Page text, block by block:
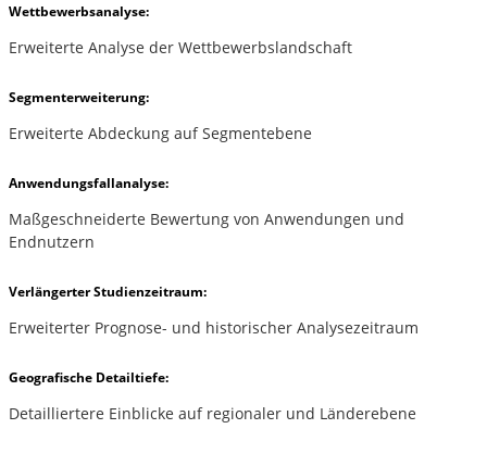
Wettbewerbsanalyse:
Erweiterte Analyse der Wettbewerbslandschaft
Segmenterweiterung:
Erweiterte Abdeckung auf Segmentebene
Anwendungsfallanalyse:
Maßgeschneiderte Bewertung von Anwendungen und
Endnutzern
Verlängerter Studienzeitraum:
Erweiterter Prognose- und historischer Analysezeitraum
Geografische Detailtiefe:
Detailliertere Einblicke auf regionaler und Länderebene